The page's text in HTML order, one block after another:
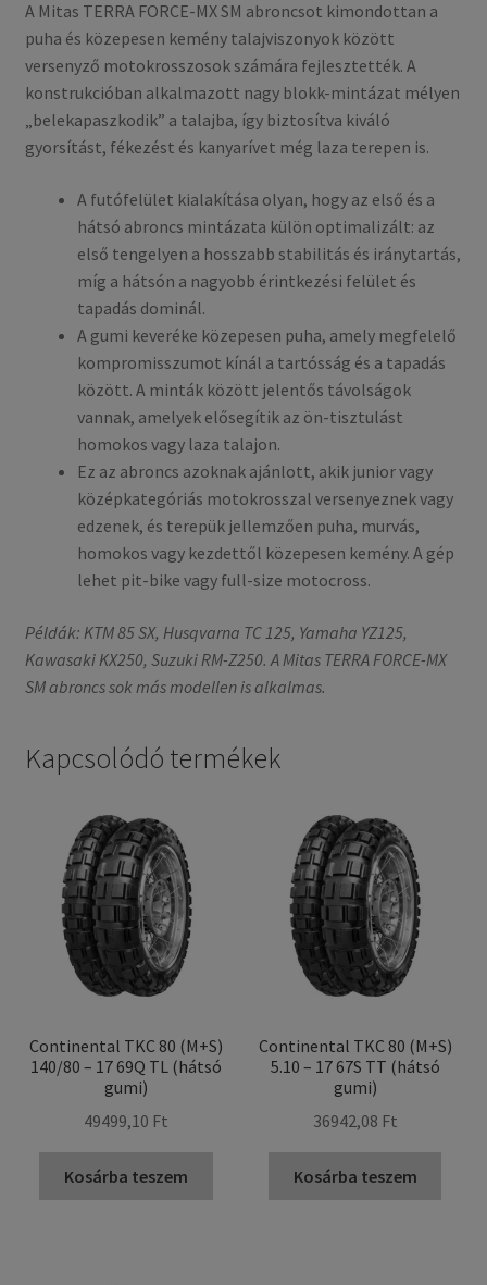
A Mitas TERRA FORCE-MX SM abroncsot kimondottan a
puha és közepesen kemény talajviszonyok között
versenyző motokrosszosok számára fejlesztették. A
konstrukcióban alkalmazott nagy blokk-mintázat mélyen
„belekapaszkodik” a talajba, így biztosítva kiváló
gyorsítást, fékezést és kanyarívet még laza terepen is.
A futófelület kialakítása olyan, hogy az első és a
hátsó abroncs mintázata külön optimalizált: az
első tengelyen a hosszabb stabilitás és iránytartás,
míg a hátsón a nagyobb érintkezési felület és
tapadás dominál.
A gumi keveréke közepesen puha, amely megfelelő
kompromisszumot kínál a tartósság és a tapadás
között. A minták között jelentős távolságok
vannak, amelyek elősegítik az ön-tisztulást
homokos vagy laza talajon.
Ez az abroncs azoknak ajánlott, akik junior vagy
középkategóriás motokrosszal versenyeznek vagy
edzenek, és terepük jellemzően puha, murvás,
homokos vagy kezdettől közepesen kemény. A gép
lehet pit-bike vagy full-size motocross.
Példák: KTM 85 SX, Husqvarna TC 125, Yamaha YZ125,
Kawasaki KX250, Suzuki RM-Z250. A Mitas TERRA FORCE-MX
SM abroncs sok más modellen is alkalmas.
Kapcsolódó termékek
Continental TKC 80 (M+S)
140/80 – 17 69Q TL (hátsó
gumi)
49499,10 Ft
Kosárba teszem
Continental TKC 80 (M+S)
5.10 – 17 67S TT (hátsó
gumi)
36942,08 Ft
Kosárba teszem